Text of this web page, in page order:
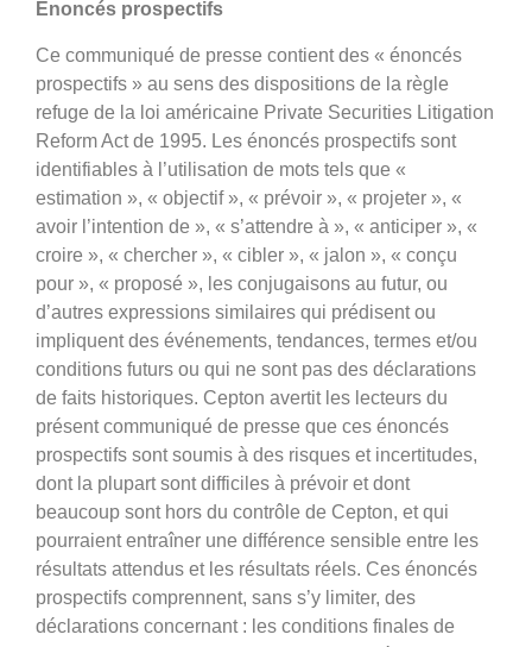
Énoncés prospectifs
Ce communiqué de presse contient des « énoncés
prospectifs » au sens des dispositions de la règle
refuge de la loi américaine Private Securities Litigation
Reform Act de 1995. Les énoncés prospectifs sont
identifiables à l’utilisation de mots tels que «
estimation », « objectif », « prévoir », « projeter », «
avoir l’intention de », « s’attendre à », « anticiper », «
croire », « chercher », « cibler », « jalon », « conçu
pour », « proposé », les conjugaisons au futur, ou
d’autres expressions similaires qui prédisent ou
impliquent des événements, tendances, termes et/ou
conditions futurs ou qui ne sont pas des déclarations
de faits historiques. Cepton avertit les lecteurs du
présent communiqué de presse que ces énoncés
prospectifs sont soumis à des risques et incertitudes,
dont la plupart sont difficiles à prévoir et dont
beaucoup sont hors du contrôle de Cepton, et qui
pourraient entraîner une différence sensible entre les
résultats attendus et les résultats réels. Ces énoncés
prospectifs comprennent, sans s’y limiter, des
déclarations concernant : les conditions finales de